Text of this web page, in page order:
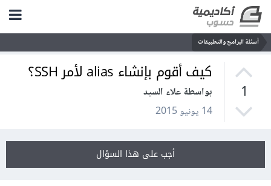
أسئلة البرامج والتطبيقات
1
كيف أقوم بإنشاء alias لأمر SSH؟
بواسطة علاء السيد
14 يونيو 2015
أجب على هذا السؤال